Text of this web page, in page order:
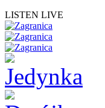
LISTEN LIVE